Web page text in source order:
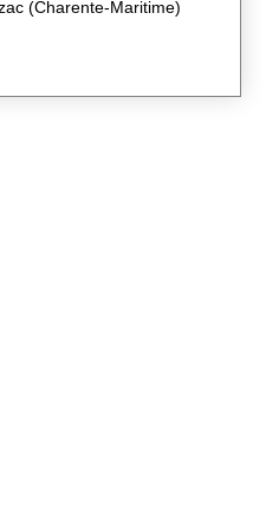
(Charente-Maritime)